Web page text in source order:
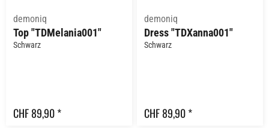
demoniq
Top "TDMelania001"
Schwarz
CHF 89,90 *
demoniq
Dress "TDXanna001"
Schwarz
CHF 89,90 *